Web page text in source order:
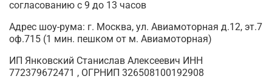
согласованию с 9 до 13 часов
Адрес шоу-рума: г. Москва, ул. Авиамоторная д.12, эт.7
оф.715 (1 мин. пешком от м. Авиамоторная)
ИП Янковский Станислав Алексеевич ИНН
772379672471 , ОГРНИП 326508100192908